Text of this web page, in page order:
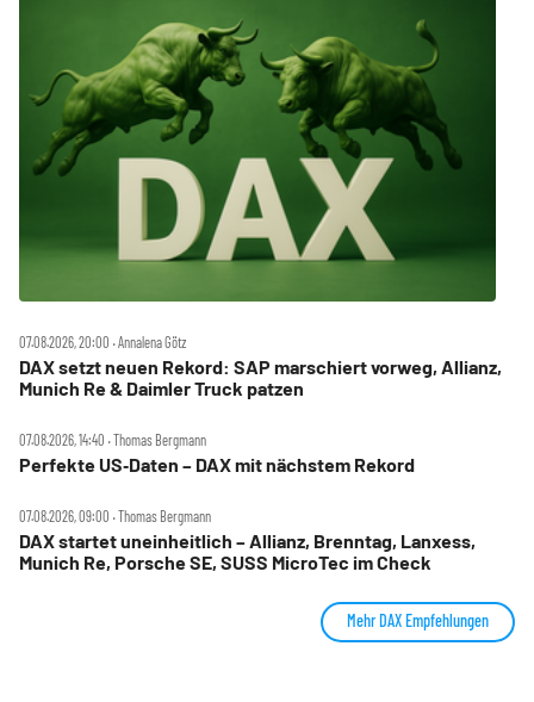
07.08.2026, 20:00 ‧ Annalena Götz
DAX setzt neuen Rekord: SAP marschiert vorweg, Allianz,
Munich Re & Daimler Truck patzen
07.08.2026, 14:40 ‧ Thomas Bergmann
Perfekte US‑Daten – DAX mit nächstem Rekord
07.08.2026, 09:00 ‧ Thomas Bergmann
DAX startet uneinheitlich – Allianz, Brenntag, Lanxess,
Munich Re, Porsche SE, SUSS MicroTec im Check
Mehr DAX Empfehlungen